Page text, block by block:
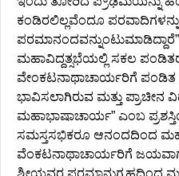
ಕಂಡಿರಲಿಲ್ಲವೆಂದೂ
ಮಹಾವಿದ್ದತ್ಸಭೆಯಲ್ಲಿ ಸಕಲ
ವೇಂಕಟನಾಥಾಚಾರ್ಯರಿಗೆ ಪಂಡಿತ
ಭಾವಿಸಲಾಗಿರುವ ಮತ್ತು ಪ್ರಾಚೀನ
ಮಹಾಭಾಷಾಚಾರ್ಯ” ಎಂಬ
ಸಮಸ್ತಸಭಿಕರೂ ಆನಂದದಿಂದ
ವೆಂಕಟನಾಥಾಚಾರ್ಯರಿಗೆ
ಶ್ರೀಯವರ ಪರಮಾನುಗ್ರಹದಿಂದ